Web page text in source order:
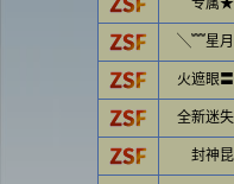
专属★
╲﹌星
火遮眼
全新迷
封神